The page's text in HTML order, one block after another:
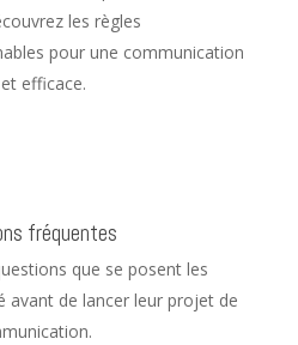
les règles
pour une communication
efficace.
fréquentes
que se posent les
avant de lancer leur projet de